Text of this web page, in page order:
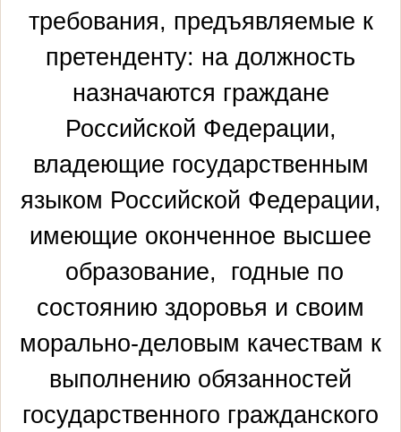
требования, предъявляемые к
претенденту: на должность
назначаются граждане
Российской Федерации,
владеющие государственным
языком Российской Федерации,
имеющие оконченное высшее
образование, годные по
состоянию здоровья и своим
морально-деловым качествам к
выполнению обязанностей
государственного гражданского